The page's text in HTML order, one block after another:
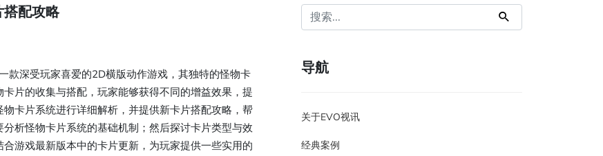
配攻略
款深受玩家喜爱的2D横版动作游戏，其独特的怪物卡
片的收集与搭配，玩家能够获得不同的增益效果，提
卡片系统进行详细解析，并提供新卡片搭配攻略，帮
析怪物卡片系统的基础机制；然后探讨卡片类型与效
游戏最新版本中的卡片更新，为玩家提供一些实用的
导航
关于EVO视讯
经典案例